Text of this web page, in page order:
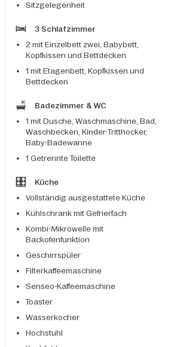
Sitzgelegenheit
3 Schlafzimmer
2 mit Einzelbett zwei, Babybett,
Kopfkissen und Bettdecken
1 mit Etagenbett, Kopfkissen und
Bettdecken
Badezimmer & WC
1 mit Dusche, Waschmaschine, Bad,
Waschbecken, Kinder-Tritthocker,
Baby-Badewanne
1 Getrennte Toilette
Küche
Vollständig ausgestattete Küche
Kühlschrank mit Gefrierfach
Kombi-Mikrowelle mit
Backofenfunktion
Geschirrspüler
Filterkaffeemaschine
Senseo-Kaffeemaschine
Toaster
Wasserkocher
Hochstuhl